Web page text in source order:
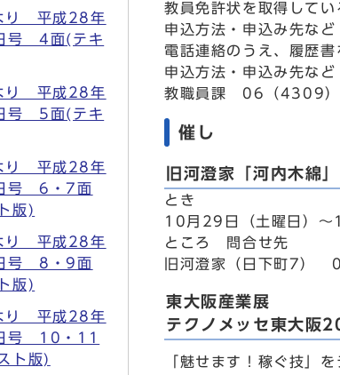
教員免許状を取得してい
申込方法・申込み先など
電話連絡のうえ、履歴書
申込方法・申込み先な
教職員課 06（4309
催し
旧河澄家「河内木綿
とき
10月29日（土曜日）～
ところ 問合せ先
旧河澄家（日下町7）
東大阪産業展
テクノメッセ東大阪
「魅せます！稼ぐ技」
り 平成28年
号 4面(テキ
り 平成28年
号 5面(テキ
り 平成28年
号 6・7面
版)
り 平成28年
号 8・9面
版)
り 平成28年
号 10・11
ト版)